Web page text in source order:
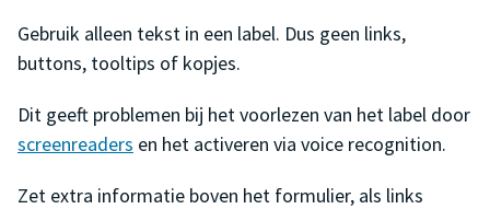
Gebruik alleen tekst in een label. Dus geen links,
buttons, tooltips of kopjes.
Dit geeft problemen bij het voorlezen van het label door
screenreaders en het activeren via voice recognition.
Zet extra informatie boven het formulier, als links